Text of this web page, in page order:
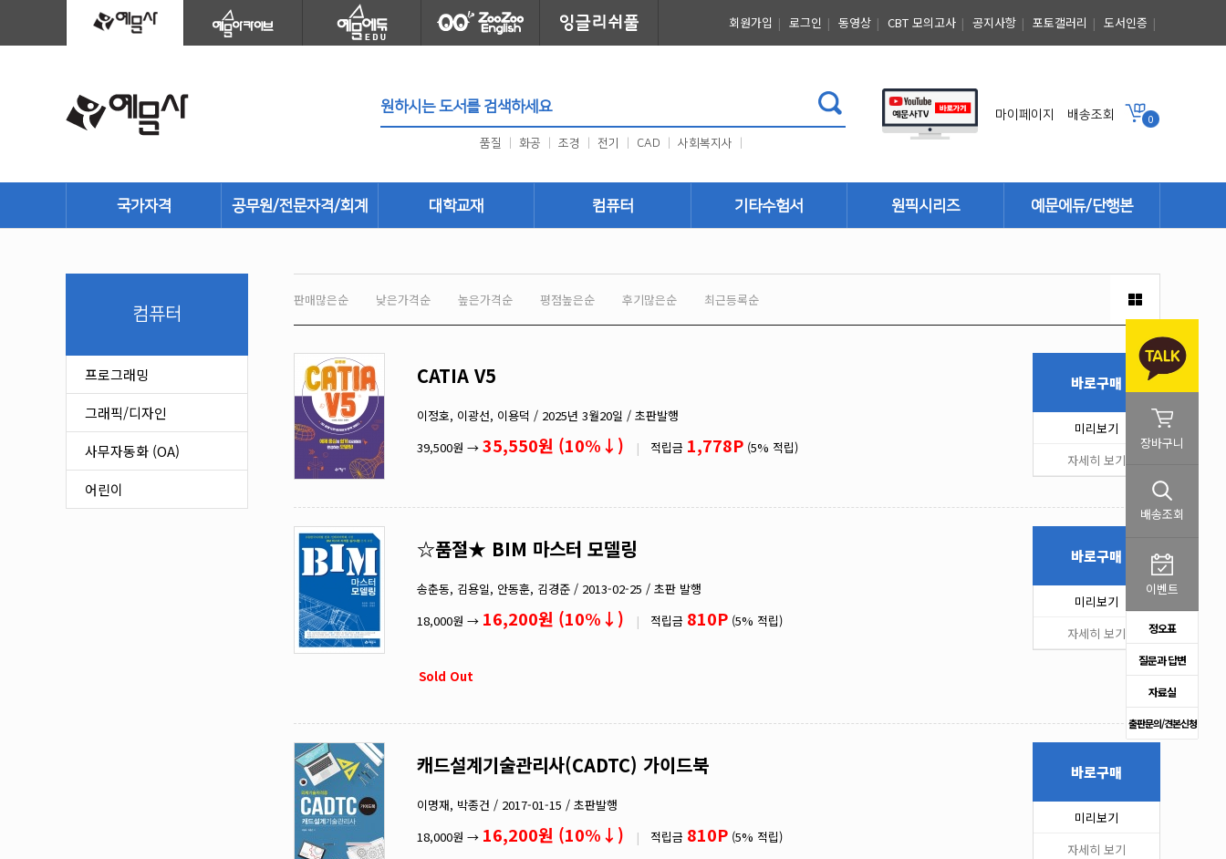
장바구니
배송조회
이벤트
정오표
질문과 답변
자료실
출판문의/견본신청
회원가입 | 로그인 | 동영상 | CBT 모의고사 | 공지사항 | 포토갤러리 | 도서인증 |
품질 화공 조경 전기 CAD 사회복지사
마이페이지 배송조회 0
국가자격 공무원/전문자격/회계 대학교재 컴퓨터 기타수험서 원픽시리즈 예문에듀/단행본
기계/재료
전기/화학
농림어업
식품가공
정보통신/생산관리
기타 기술자격
소방시설관리사
문화재/학예사
산업보건/산업안전
국토개발
환경
영어
사무자동화 (OA)
귀화시험
컴퓨터
프로그래밍
그래픽/디자인
사무자동화 (OA)
어린이
판매많은순 낮은가격순 높은가격순 평점높은순 후기많은순 최근등록순
CATIA V5
이정호, 이광선, 이용덕 / 2025년 3월20일 / 초판발행
39,500원 → 35,550원 (10%↓) | 적립금 1,778P (5% 적립)
바로구매
미리보기
자세히 보기
☆품절★ BIM 마스터 모델링
송춘동, 김용일, 안동훈, 김경준 / 2013-02-25 / 초판 발행
18,000원 → 16,200원 (10%↓) | 적립금 810P (5% 적립)
Sold Out
바로구매
미리보기
자세히 보기
캐드설계기술관리사(CADTC) 가이드북
이명재, 박종건 / 2017-01-15 / 초판발행
18,000원 → 16,200원 (10%↓) | 적립금 810P (5% 적립)
바로구매
미리보기
자세히 보기